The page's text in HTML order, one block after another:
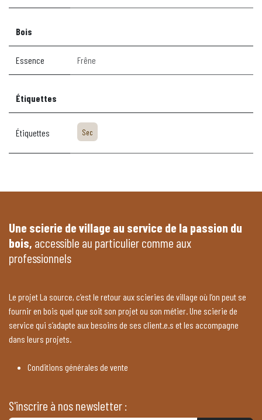
Bois
Essence Frêne
Étiquettes
Étiquettes Sec
Une scierie de village au service de la passion du
bois, accessible au particulier comme aux
professionnels
Le projet La source, c’est le retour aux scieries de village où l’on peut se
fournir en bois quel que soit son projet ou son métier. Une scierie de
service qui s’adapte aux besoins de ses client.e.s et les accompagne
dans leurs projets.
Conditions générales de vente
S'inscrire à nos newsletter :